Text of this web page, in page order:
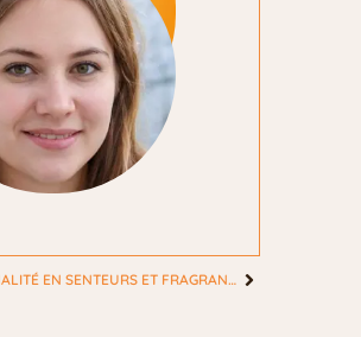
AFFIRMEZ VOTRE PERSONNALITÉ EN SENTEURS ET FRAGRANCES PARFUMÉES